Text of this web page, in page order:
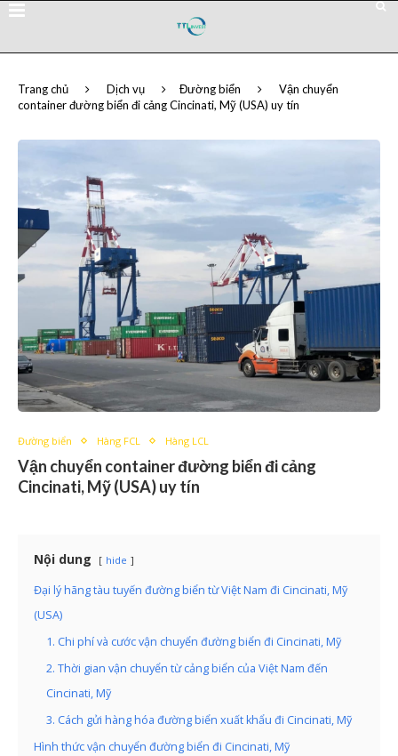
Trang chủ Dịch vụ Đường biển
Vận chuyển
container đường biển đi cảng Cincinati, Mỹ (USA) uy tín
Đường biển Hàng FCL Hàng LCL
Vận chuyển container đường biển đi cảng
Cincinati, Mỹ (USA) uy tín
Nội dung hide
Đại lý hãng tàu tuyến đường biển từ Việt Nam đi Cincinati, Mỹ
(USA)
1. Chi phí và cước vận chuyển đường biển đi Cincinati, Mỹ
2. Thời gian vận chuyển từ cảng biển của Việt Nam đến
Cincinati, Mỹ
3. Cách gửi hàng hóa đường biển xuất khẩu đi Cincinati, Mỹ
Hình thức vận chuyển đường biển đi Cincinati, Mỹ